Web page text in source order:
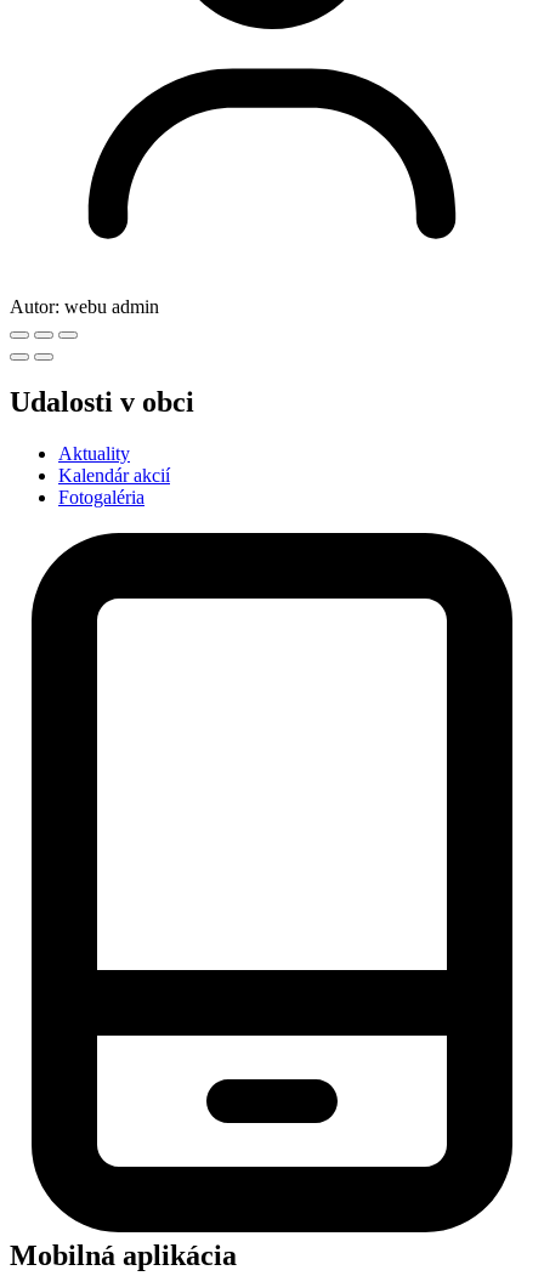
Autor: webu admin
Udalosti v obci
Aktuality
Kalendár akcií
Fotogaléria
Mobilná aplikácia